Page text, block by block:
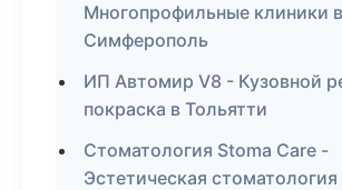
Многопрофильные клиники в
Симферополь
ИП Автомир V8 - Кузовной
покраска в Тольятти
Стоматология Stoma Care -
Эстетическая стоматология